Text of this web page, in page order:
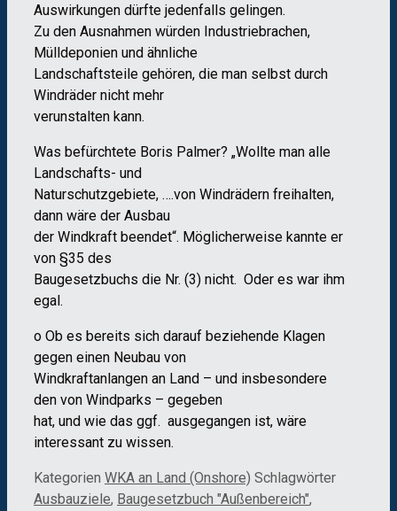
Auswirkungen dürfte jedenfalls gelingen.
Zu den Ausnahmen würden Industriebrachen,
Mülldeponien und ähnliche
Landschaftsteile gehören, die man selbst durch
Windräder nicht mehr
verunstalten kann.
Was befürchtete Boris Palmer? „Wollte man alle
Landschafts- und
Naturschutzgebiete, ….von Windrädern freihalten,
dann wäre der Ausbau
der Windkraft beendet“. Möglicherweise kannte er
von §35 des
Baugesetzbuchs die Nr. (3) nicht. Oder es war ihm
egal.
o Ob es bereits sich darauf beziehende Klagen
gegen einen Neubau von
Windkraftanlangen an Land – und insbesondere
den von Windparks – gegeben
hat, und wie das ggf. ausgegangen ist, wäre
interessant zu wissen.
Kategorien WKA an Land (Onshore) Schlagwörter
Ausbauziele, Baugesetzbuch "Außenbereich",